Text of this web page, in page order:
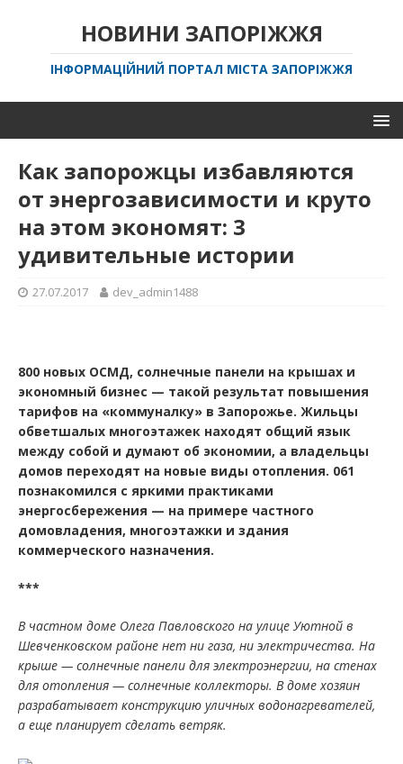
НОВИНИ ЗАПОРІЖЖЯ
ІНФОРМАЦІЙНИЙ ПОРТАЛ МІСТА ЗАПОРІЖЖЯ
Как запорожцы избавляются
от энергозависимости и круто
на этом экономят: 3
удивительные истории
27.07.2017 dev_admin1488
800 новых ОСМД, солнечные панели на крышах и
экономный бизнес — такой результат повышения
тарифов на «коммуналку» в Запорожье. Жильцы
обветшалых многоэтажек находят общий язык
между собой и думают об экономии, а владельцы
домов переходят на новые виды отопления. 061
познакомился с яркими практиками
энергосбережения — на примере частного
домовладения, многоэтажки и здания
коммерческого назначения.
***
В частном доме Олега Павловского на улице Уютной в
Шевченковском районе нет ни газа, ни электричества. На
крыше — солнечные панели для электроэнергии, на стенах
для отопления — солнечные коллекторы. В доме хозяин
разрабатывает конструкцию уличных водонагревателей,
а еще планирует сделать ветряк.